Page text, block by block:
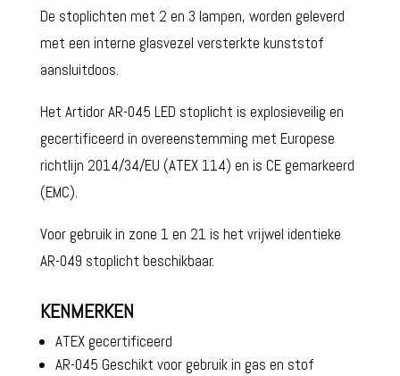
De stoplichten met 2 en 3 lampen, worden geleverd
met een interne glasvezel versterkte kunststof
aansluitdoos.
Het Artidor AR-045 LED stoplicht is explosieveilig en
gecertificeerd in overeenstemming met Europese
richtlijn 2014/34/EU (ATEX 114) en is CE gemarkeerd
(EMC).
Voor gebruik in zone 1 en 21 is het vrijwel identieke
AR-049 stoplicht beschikbaar.
KENMERKEN
ATEX gecertificeerd
AR-045 Geschikt voor gebruik in gas en stof